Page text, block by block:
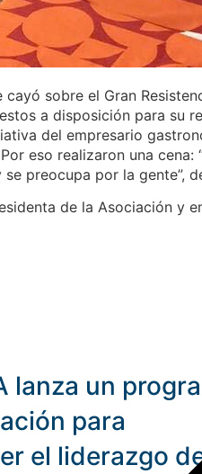
sobre el Gran
a disposición para su
del empresario
eso realizaron una
preocupa por la gente”,
de la Asociación y
lanza un
para
el liderazgo